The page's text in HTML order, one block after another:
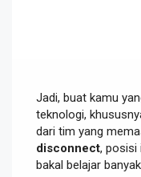
Jadi, buat kamu
teknologi,
dari tim yang
disconnect, posisi
bakal belajar